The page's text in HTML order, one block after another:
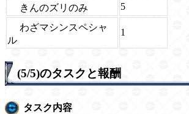
きんのズリのみ
5
わざマシンスペシャ
ル
1
(5/5)のタスクと報酬
タスク内容